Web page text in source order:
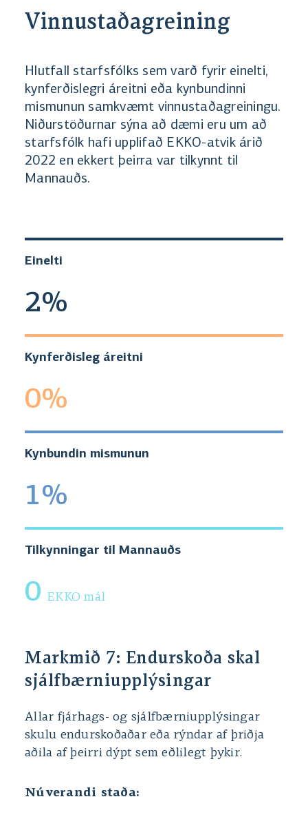
Vinnustaðagreining
Hlutfall starfsfólks sem varð fyrir einelti,
kynferðislegri áreitni eða kynbundinni
mismunun samkvæmt vinnustaðagreiningu.
Niðurstöðurnar sýna að dæmi eru um að
starfsfólk hafi upplifað EKKO-atvik árið
2022 en ekkert þeirra var tilkynnt til
Mannauðs.
Einelti
2%
Kynferðisleg áreitni
0%
Kynbundin mismunun
1%
Tilkynningar til Mannauðs
0 EKKO mál
Markmið 7: Endurskoða skal
sjálfbærniupplýsingar
Allar fjárhags- og sjálfbærniupplýsingar
skulu endurskoðaðar eða rýndar af þriðja
aðila af þeirri dýpt sem eðlilegt þykir.
Núverandi staða: